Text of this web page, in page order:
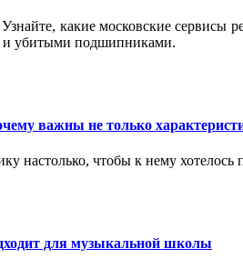
какие московские сервисы
и убитыми подшипниками.
важны не только
настолько, чтобы к нему хотелось
для музыкальной школы